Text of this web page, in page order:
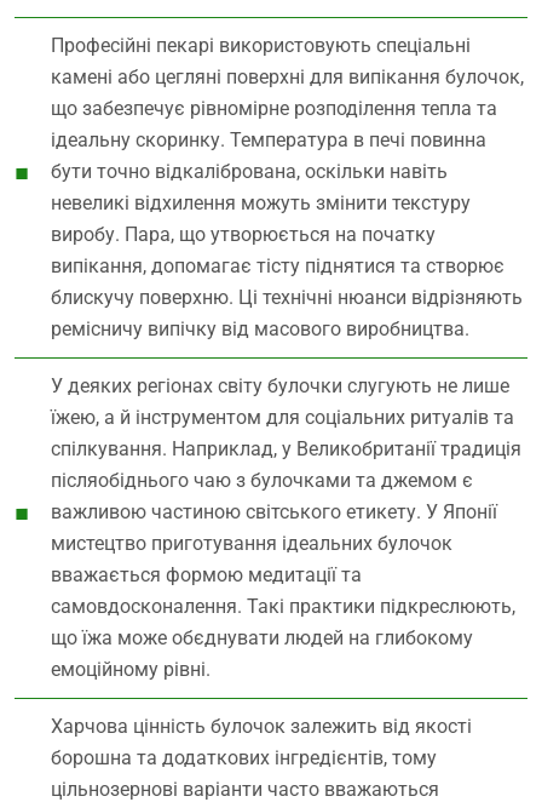
Професійні пекарі використовують спеціальні
камені або цегляні поверхні для випікання булочок,
що забезпечує рівномірне розподілення тепла та
ідеальну скоринку. Температура в печі повинна
бути точно відкалібрована, оскільки навіть
невеликі відхилення можуть змінити текстуру
виробу. Пара, що утворюється на початку
випікання, допомагає тісту піднятися та створює
блискучу поверхню. Ці технічні нюанси відрізняють
ремісничу випічку від масового виробництва.
У деяких регіонах світу булочки слугують не лише
їжею, а й інструментом для соціальних ритуалів та
спілкування. Наприклад, у Великобританії традиція
післяобіднього чаю з булочками та джемом є
важливою частиною світського етикету. У Японії
мистецтво приготування ідеальних булочок
вважається формою медитації та
самовдосконалення. Такі практики підкреслюють,
що їжа може обєднувати людей на глибокому
емоційному рівні.
Харчова цінність булочок залежить від якості
борошна та додаткових інгредієнтів, тому
цільнозернові варіанти часто вважаються